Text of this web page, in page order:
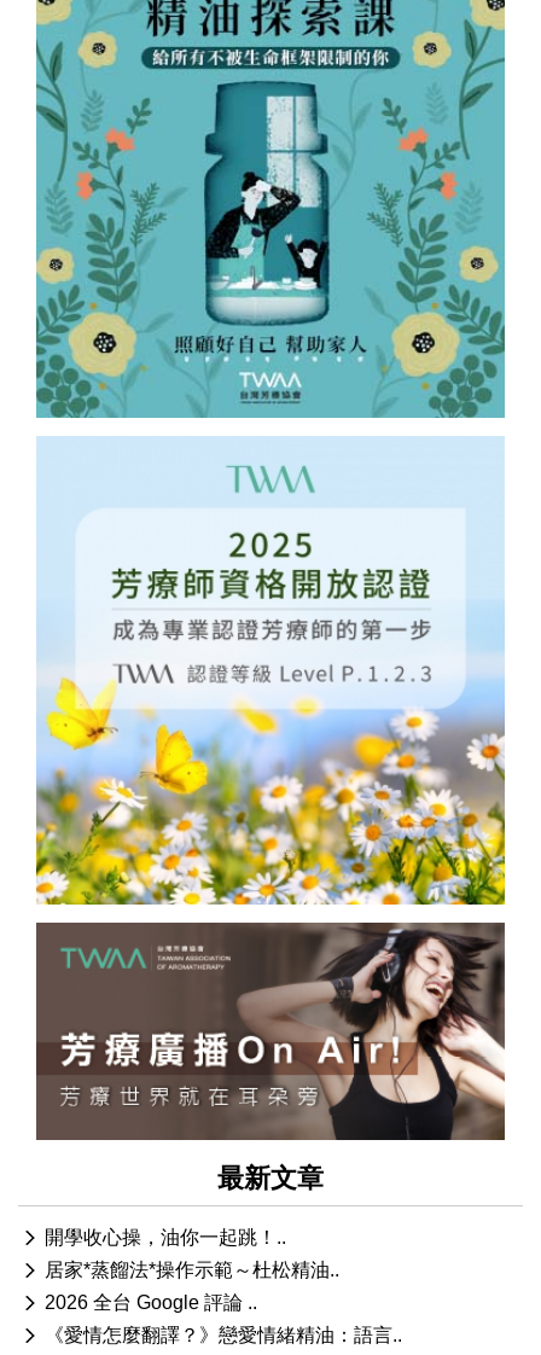
最新文章
開學收心操，油你一起跳！..
居家*蒸餾法*操作示範～杜松精油..
2026 全台 Google 評論 ..
《愛情怎麼翻譯？》戀愛情緒精油：語言..